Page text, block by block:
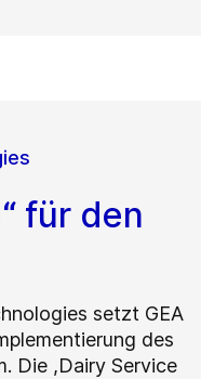
für den
setzt GEA
des
Die ,Dairy Service